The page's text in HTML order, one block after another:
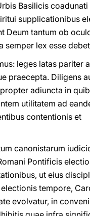
Basilicis
supplicationibus
Deum tantum ob
semper lex esse
leges latas pariter
praecepta. Diligens
adiuncta in
utilitatem ad
contentionis et
canonistarum
Pontificis
ut eius
tempore,
evolvatur, in